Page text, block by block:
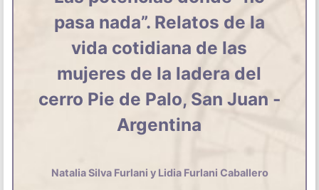
pasa nada”. Relatos de la
vida cotidiana de las
mujeres de la ladera del
cerro Pie de Palo, San Juan -
Argentina
Natalia Silva Furlani y Lidia Furlani Caballero